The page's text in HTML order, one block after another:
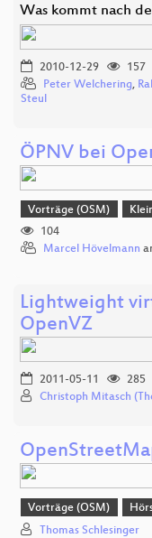
Was kommt nach
2010-12-29
157
Peter Welchering,
Steul
ÖPNV bei
Vorträge (OSM)
104
Marcel Hövelmann
Lightweight
OpenVZ
2011-05-11
285
Christoph Mitasch
Vorträge (OSM)
Thomas Schlesinger